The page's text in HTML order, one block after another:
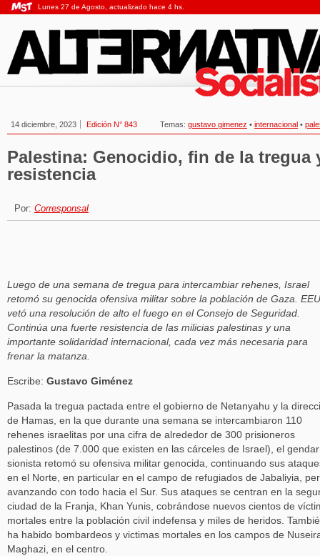
Lunes 27 de Agosto, actualizado hace 4 hs.
14 diciembre, 2023 Edición N° 843 Temas: gustavo gimenez • internacional •
Palestina: Genocidio, fin de la tregua
resistencia
Por: Corresponsal
Luego de una semana de tregua para intercambiar rehenes, Israel
retomó su genocida ofensiva militar sobre la población de Gaza.
vetó una resolución de alto el fuego en el Consejo de Seguridad.
Continúa una fuerte resistencia de las milicias palestinas y una
importante solidaridad internacional, cada vez más necesaria para
frenar la matanza.
Escribe: Gustavo Giménez
Pasada la tregua pactada entre el gobierno de Netanyahu y la
de Hamas, en la que durante una semana se intercambiaron 110
rehenes israelitas por una cifra de alrededor de 300 prisioneros
palestinos (de 7.000 que existen en las cárceles de Israel), el
sionista retomó su ofensiva militar genocida, continuando sus
en el Norte, en particular en el campo de refugiados de Jabaliyia,
avanzando con todo hacia el Sur. Sus ataques se centran en la
ciudad de la Franja, Khan Yunis, cobrándose nuevos cientos de
mortales entre la población civil indefensa y miles de heridos.
ha habido bombardeos y victimas mortales en los campos de
Maghazi, en el centro.